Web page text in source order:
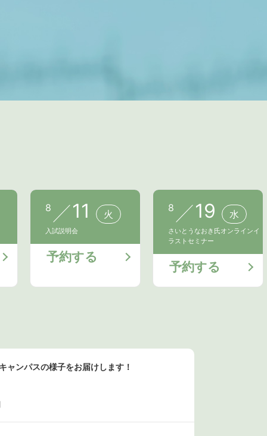
8 11 火
入試説明会
予約する
8 19 水
さいとうなおき氏オンラインイ
ラストセミナー
予約する
ャンパスの様子をお届けします！